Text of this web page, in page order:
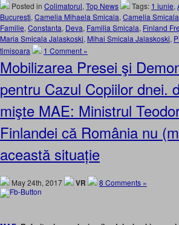
Posted in Colimatorul, Top News Tags: 1 iunie,
Bucuresti, Camelia Mihaela Smicala, Camelia Smicala
Familie, Constanta, Deva, Familia Smicala, Finland
Maria Smicala Jalaskoski, Mihai Smicala Jalaskoski,
timisoara
1 Comment »
Mobilizarea Presei şi
pentru Cazul Copiilor dnei.
mişte MAE: Ministrul
Finlandei că România nu
această situație
May 24th, 2017 VR 8 Comments »